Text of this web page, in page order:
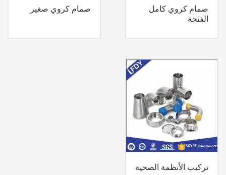
صمام كروي كامل
الفتحة
صمام كروي صغير
تركيب الأنظمة الصحية